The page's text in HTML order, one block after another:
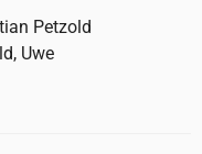
Petzold
Uwe